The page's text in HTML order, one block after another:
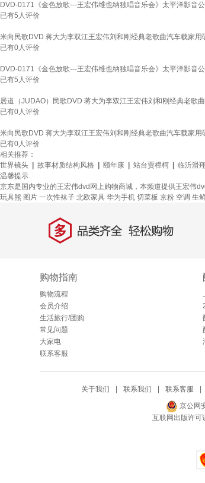
DVD-0171《金色放歌---王宏伟维也纳独唱音乐会》太平洋影音公
已有5 人评价
米向民歌DVD 蒋大为李双江王宏伟刘和刚经典老歌曲汽车载家
已有0人评价
DVD-0171《金色放歌---王宏伟维也纳独唱音乐会》太平洋影音公
已有5 人评价
居道（JUDAO）民歌DVD 蒋大为李双江王宏伟刘和刚经典老歌
已有0人评价
米向民歌DVD 蒋大为李双江王宏伟刘和刚经典老歌曲汽车载家
已有0人评价
相关推荐：
世界镜头
故事材质结构风格 颐年康 站台贾樟柯 临沂滑翔
温馨提示
京东是国内专业的王宏伟dvd网上购物商城，本频道提供王宏伟
玩具熊 图片 一次性袜子 北欧家具 华为手机 切菜板 京粉 空调 生
多 品类齐全，轻松购物
购物指南
购物流程
会员介绍
生活旅行/团购
常见问题
大家电
联系客服
关于我们 联系我们 联系客服
京公网
互联网出版许可